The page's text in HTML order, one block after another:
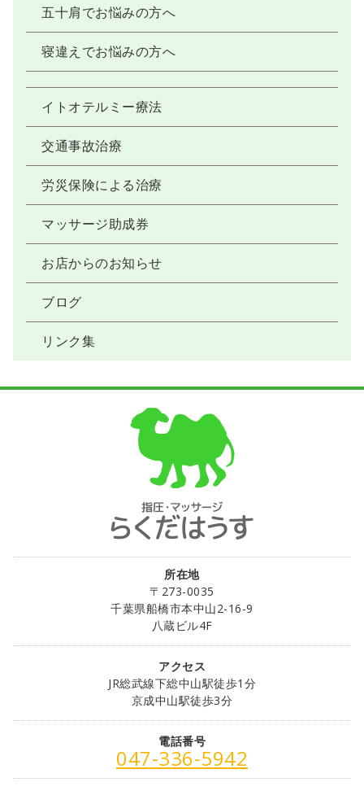
五十肩でお悩みの方へ
寝違えでお悩みの方へ
イトオテルミー療法
交通事故治療
労災保険による治療
マッサージ助成券
お店からのお知らせ
ブログ
リンク集
所在地
〒273-0035
千葉県船橋市本中山2-16-9
八蔵ビル4F
アクセス
JR総武線下総中山駅徒歩1分
京成中山駅徒歩3分
電話番号
047-336-5942